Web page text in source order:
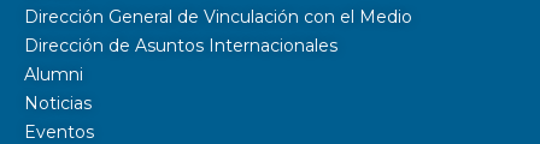
Dirección General de Vinculación con el Medio
Dirección de Asuntos Internacionales
Alumni
Noticias
Eventos